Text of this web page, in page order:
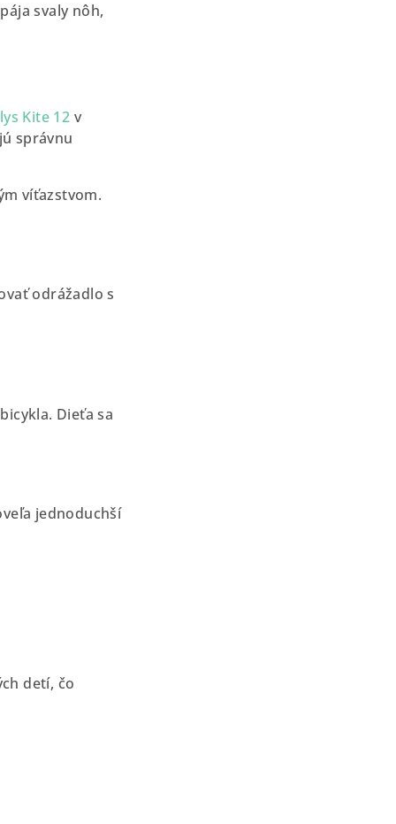
svaly nôh,
Kite 12 v
správnu
víťazstvom.
odrážadlo s
Dieťa sa
jednoduchší
detí, čo